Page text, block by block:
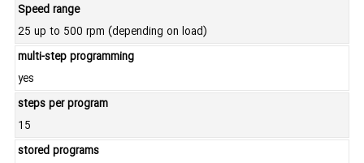
Speed range
25 up to 500 rpm (depending on load)
multi-step programming
yes
steps per program
15
stored programs